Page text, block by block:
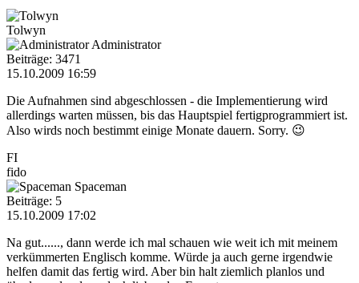
Tolwyn
Administrator
Beiträge: 3471
15.10.2009 16:59
Die Aufnahmen sind abgeschlossen - die Implementierung wird
allerdings warten müssen, bis das Hauptspiel fertigprogrammiert ist.
Also wirds noch bestimmt einige Monate dauern. Sorry. 😉
FI
fido
Spaceman
Beiträge: 5
15.10.2009 17:02
Na gut......, dann werde ich mal schauen wie weit ich mit meinem
verkümmerten Englisch komme. Würde ja auch gerne irgendwie
helfen damit das fertig wird. Aber bin halt ziemlich planlos und